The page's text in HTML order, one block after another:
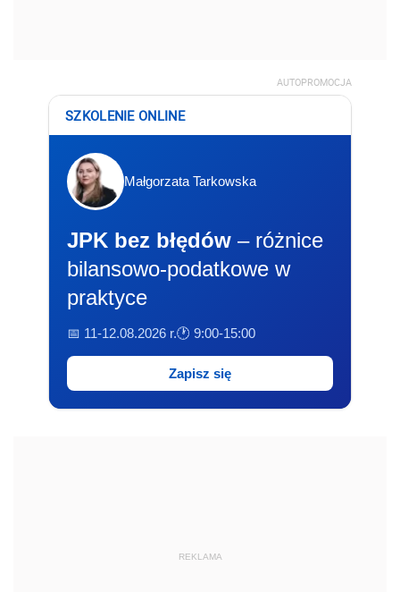
AUTOPROMOCJA
SZKOLENIE ONLINE
Małgorzata Tarkowska
JPK bez błędów – różnice
bilansowo-podatkowe w
praktyce
📅 11-12.08.2026 r.🕐 9:00-15:00
Zapisz się
REKLAMA